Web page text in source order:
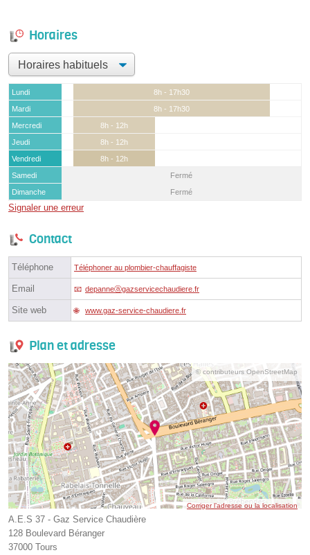
Horaires
Lundi
8h - 17h30
Mardi
8h - 17h30
Mercredi
8h - 12h
Jeudi
8h - 12h
Vendredi
8h - 12h
Samedi
Fermé
Dimanche
Fermé
Signaler une erreur
Contact
Téléphone Téléphoner au plombier-chauffagiste
Email depanneⓐgazservicechaudiere.fr
Site web www.gaz-service-chaudiere.fr
Plan et adresse
© contributeurs OpenStreetMap
Corriger l’adresse ou la localisation
A.E.S 37 - Gaz Service Chaudière
128 Boulevard Béranger
37000 Tours